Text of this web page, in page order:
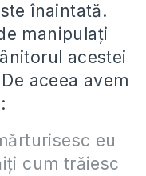
înaintată.
manipulaţi
acestei
aceea avem
eu
cum trăiesc